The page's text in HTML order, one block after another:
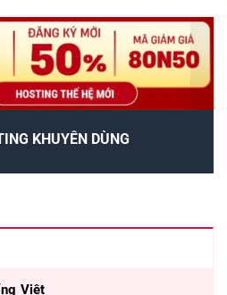
KHUYÊN DÙNG
Việt